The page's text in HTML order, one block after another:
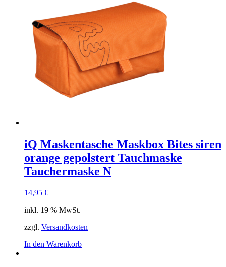
Varianten
auf.
Die
Optionen
können
auf
der
Produktseite
gewählt
werden
iQ Maskentasche Maskbox Bites siren
orange gepolstert Tauchmaske
Tauchermaske N
14,95 €
inkl. 19 % MwSt.
zzgl. Versandkosten
In den Warenkorb